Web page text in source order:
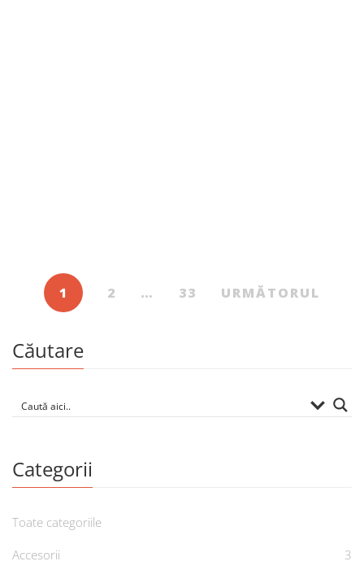
1 2 … 33 URMĂTORUL
Căutare
Categorii
Toate categoriile
Accesorii
3